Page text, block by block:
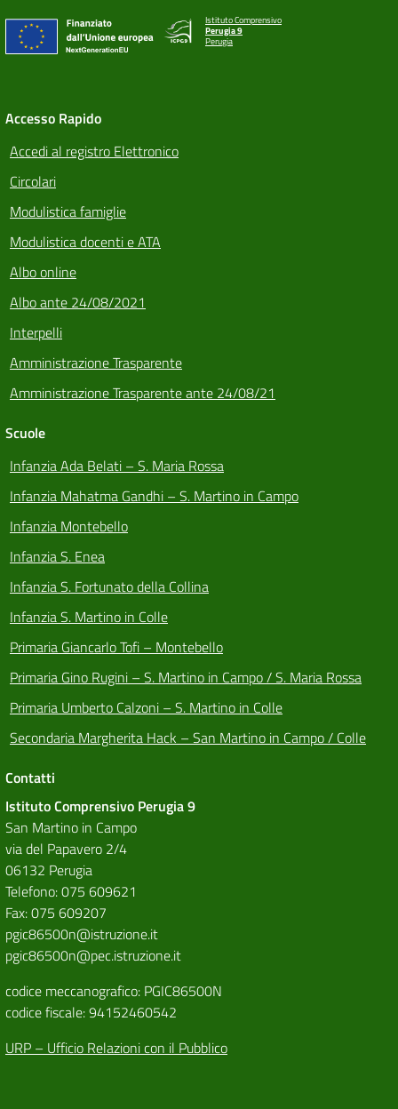
Istituto Comprensivo
Perugia 9
Perugia
Accesso Rapido
Accedi al registro Elettronico
Circolari
Modulistica famiglie
Modulistica docenti e ATA
Albo online
Albo ante 24/08/2021
Interpelli
Amministrazione Trasparente
Amministrazione Trasparente ante 24/08/21
Scuole
Infanzia Ada Belati – S. Maria Rossa
Infanzia Mahatma Gandhi – S. Martino in Campo
Infanzia Montebello
Infanzia S. Enea
Infanzia S. Fortunato della Collina
Infanzia S. Martino in Colle
Primaria Giancarlo Tofi – Montebello
Primaria Gino Rugini – S. Martino in Campo / S. Maria Rossa
Primaria Umberto Calzoni – S. Martino in Colle
Secondaria Margherita Hack – San Martino in Campo / Colle
Contatti
Istituto Comprensivo Perugia 9
San Martino in Campo
via del Papavero 2/4
06132 Perugia
Telefono: 075 609621
Fax: 075 609207
pgic86500n@istruzione.it
pgic86500n@pec.istruzione.it
codice meccanografico: PGIC86500N
codice fiscale: 94152460542
URP – Ufficio Relazioni con il Pubblico